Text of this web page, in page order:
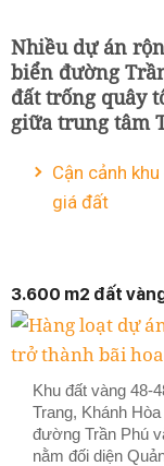
Nhiều dự án
biển đường
đất trống quây
giữa trung tâm
Cận cảnh
giá đất
3.600 m2 đất
Khu đất vàng 48-
Trang, Khánh
đường Trần Phú
nằm đối diện